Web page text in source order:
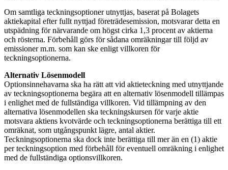
Om samtliga teckningsoptioner utnyttjas, baserat på Bolagets
aktiekapital efter fullt nyttjad företrädesemission, motsvarar detta en
utspädning för närvarande om högst cirka 1,3 procent av aktierna
och rösterna. Förbehåll görs för sådana omräkningar till följd av
emissioner m.m. som kan ske enligt villkoren för
teckningsoptionerna.
Alternativ Lösenmodell
Optionsinnehavarna ska ha rätt att vid aktieteckning med utnyttjande
av teckningsoptionerna begära att en alternativ lösenmodell tillämpas
i enlighet med de fullständiga villkoren. Vid tillämpning av den
alternativa lösenmodellen ska teckningskursen för varje aktie
motsvara aktiens kvotvärde och teckningsoptionerna berättiga till ett
omräknat, som utgångspunkt lägre, antal aktier.
Teckningsoptionerna ska dock inte berättiga till mer än en (1) aktie
per teckningsoption med förbehåll för eventuell omräkning i enlighet
med de fullständiga optionsvillkoren.